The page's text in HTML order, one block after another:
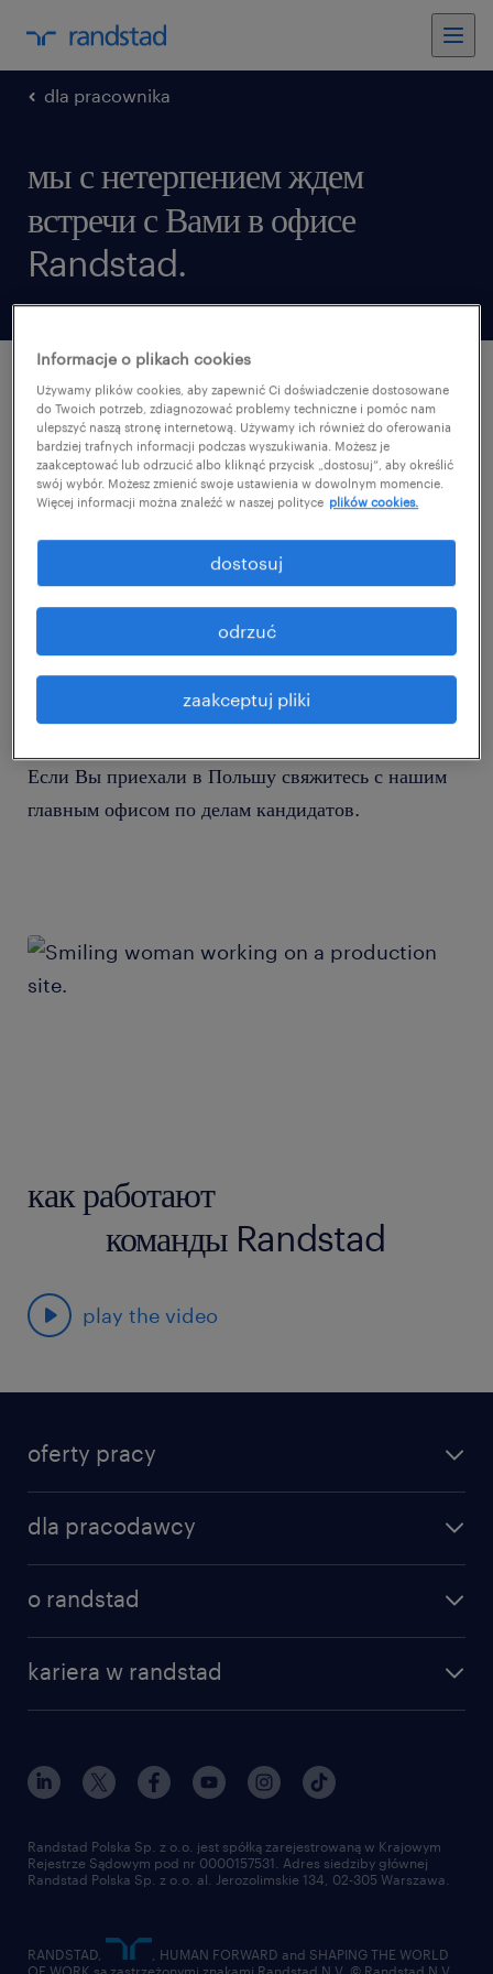
dla pracownika
мы с нетерпением ждем
встречи с Вами в офисе
Randstad.
+48 717 488 888
Если Вы приехали в Польшу свяжитесь с нашим
главным офисом по делам кандидатов.
как работают
команды Randstad
play the video
oferty pracy
dla pracodawcy
o randstad
kariera w randstad
Randstad Polska Sp. z o.o. jest spółką zarejestrowaną w Krajowym
Rejestrze Sądowym pod nr 0000157531. Adres siedziby głównej
Randstad Polska Sp. z o.o. al. Jerozolimskie 134, 02-305 Warszawa.
RANDSTAD,
, HUMAN FORWARD and SHAPING THE WORLD
OF WORK są zastrzeżonymi znakami Randstad N.V. © Randstad N.V
Informacje o plikach cookies
Używamy plików cookies, aby zapewnić Ci doświadczenie dostosowane
do Twoich potrzeb, zdiagnozować problemy techniczne i pomóc nam
ulepszyć naszą stronę internetową. Używamy ich również do oferowania
bardziej trafnych informacji podczas wyszukiwania. Możesz je
zaakceptować lub odrzucić albo kliknąć przycisk „dostosuj”, aby określić
swój wybór. Możesz zmienić swoje ustawienia w dowolnym momencie.
Więcej informacji można znaleźć w naszej polityce plików cookies.
zaakceptuj pliki
odrzuć
dostosuj